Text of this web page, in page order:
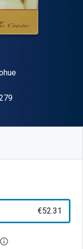
"ISBN-13
€52.31
Open het